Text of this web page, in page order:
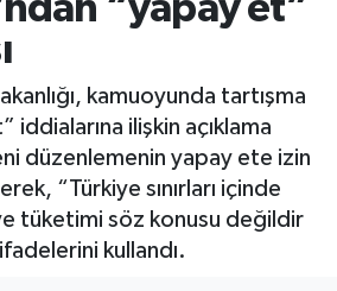
“yapay et”
kamuoyunda tartışma
iddialarına ilişkin açıklama
düzenlemenin yapay ete izin
“Türkiye sınırları içinde
tüketimi söz konusu değildir
kullandı.